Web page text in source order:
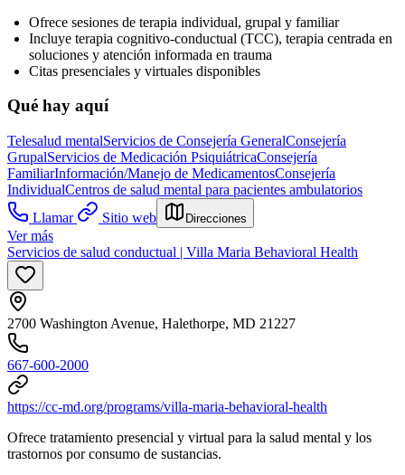
Ofrece sesiones de terapia individual, grupal y familiar
Incluye terapia cognitivo-conductual (TCC), terapia centrada en
soluciones y atención informada en trauma
Citas presenciales y virtuales disponibles
Qué hay aquí
Telesalud mentalServicios de Consejería GeneralConsejería
GrupalServicios de Medicación PsiquiátricaConsejería
FamiliarInformación/Manejo de MedicamentosConsejería
IndividualCentros de salud mental para pacientes ambulatorios
Llamar
Sitio web Direcciones
Ver más
Servicios de salud conductual | Villa Maria Behavioral Health
2700 Washington Avenue, Halethorpe, MD 21227
667-600-2000
https://cc-md.org/programs/villa-maria-behavioral-health
Ofrece tratamiento presencial y virtual para la salud mental y los
trastornos por consumo de sustancias.